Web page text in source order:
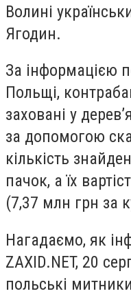
Волині
Ягодин.
За інформацією
Польщі,
заховані у
за допомогою
кількість
пачок, а їх
(7,37 млн грн за
Нагадаємо, як
ZAXID.NET, 20
польські